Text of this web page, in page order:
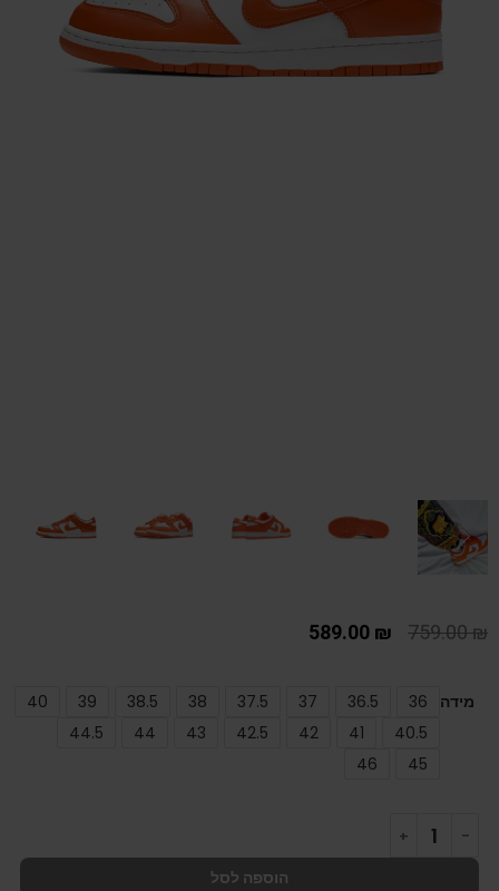
759.00₪
589.00 ₪
מידה 36
36.5
37
37.5
38
38.5
39
40
40.5
41
42
42.5
43
44
44.5
45
46
הוספה לסל